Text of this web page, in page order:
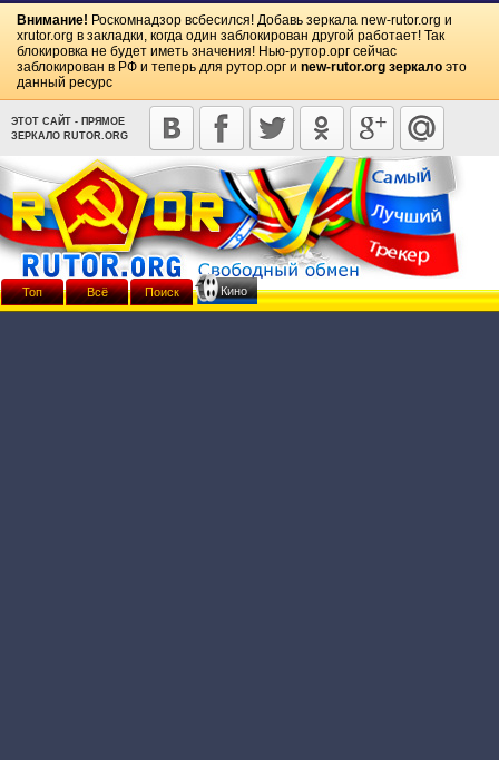
Внимание! Роскомнадзор всбесился! Добавь зеркала new-rutor.org и
xrutor.org в закладки, когда один заблокирован другой работает! Так
блокировка не будет иметь значения! Нью-рутор.орг сейчас
заблокирован в РФ и теперь для рутор.орг и new-rutor.org зеркало это
данный ресурс
ЭТОТ САЙТ - ПРЯМОЕ
ЗЕРКАЛО RUTOR.ORG